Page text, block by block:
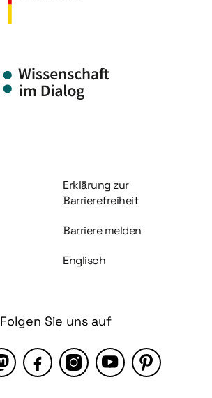
Information und Service
Erklärung zur
Barrierefreiheit
Barriere melden
Englisch
Folgen Sie uns auf